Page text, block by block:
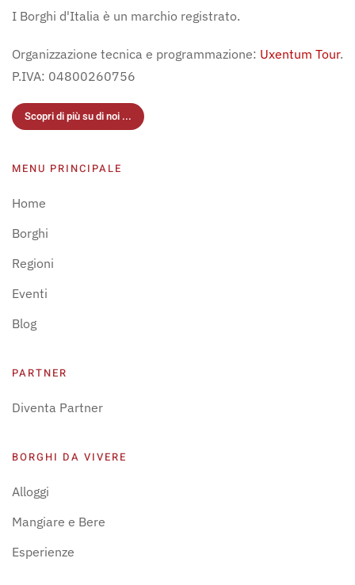
I Borghi d'Italia è un marchio registrato.
Organizzazione tecnica e programmazione: Uxentum Tour.
P.IVA: 04800260756
Scopri di più su di noi ...
MENU PRINCIPALE
Home
Borghi
Regioni
Eventi
Blog
PARTNER
Diventa Partner
BORGHI DA VIVERE
Alloggi
Mangiare e Bere
Esperienze